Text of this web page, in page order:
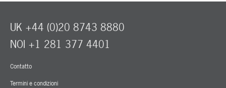
Contatto
Termini e condizioni
UK +44 (0)20 8743 8880
NOI +1 281 377 4401